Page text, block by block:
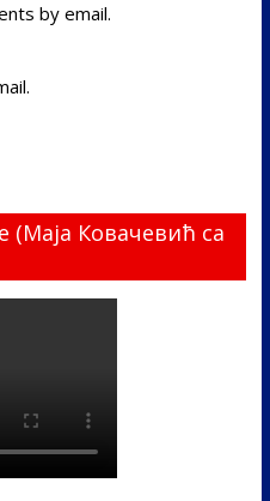
by email.
(Маја Ковачевић са